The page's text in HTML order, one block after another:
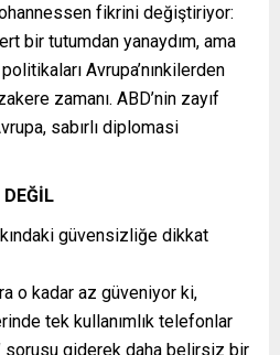
fikrini değiştiriyor:
bir tutumdan yanaydım, ama
Avrupa’nınkilerden
zamanı. ABD’nin zayıf
sabırlı diplomasi
güvensizliğe dikkat
o kadar az güveniyor ki,
tek kullanımlık telefonlar
sorusu giderek daha belirsiz bir